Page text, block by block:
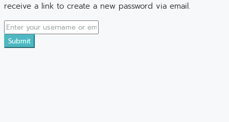
receive a link to create a new password via email.
Submit